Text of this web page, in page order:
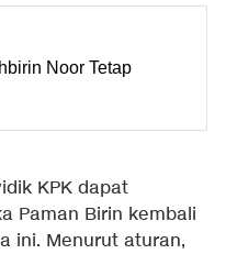
Noor Tetap
KPK dapat
Paman Birin kembali
ini. Menurut aturan,